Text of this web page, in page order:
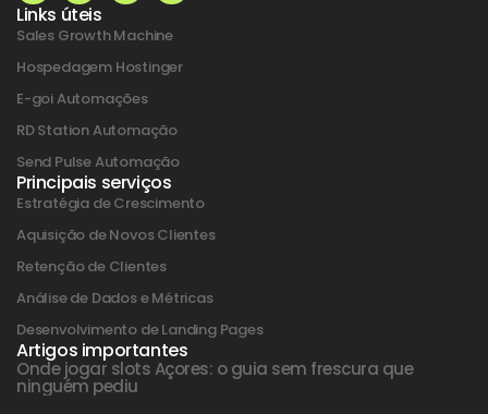
Links úteis
Sales Growth Machine
Hospedagem Hostinger
E-goi Automações
RD Station Automação
Send Pulse Automação
Principais serviços
Estratégia de Crescimento
Aquisição de Novos Clientes
Retenção de Clientes
Análise de Dados e Métricas
Desenvolvimento de Landing Pages
Artigos importantes
Onde jogar slots Açores: o guia sem frescura que
ninguém pediu